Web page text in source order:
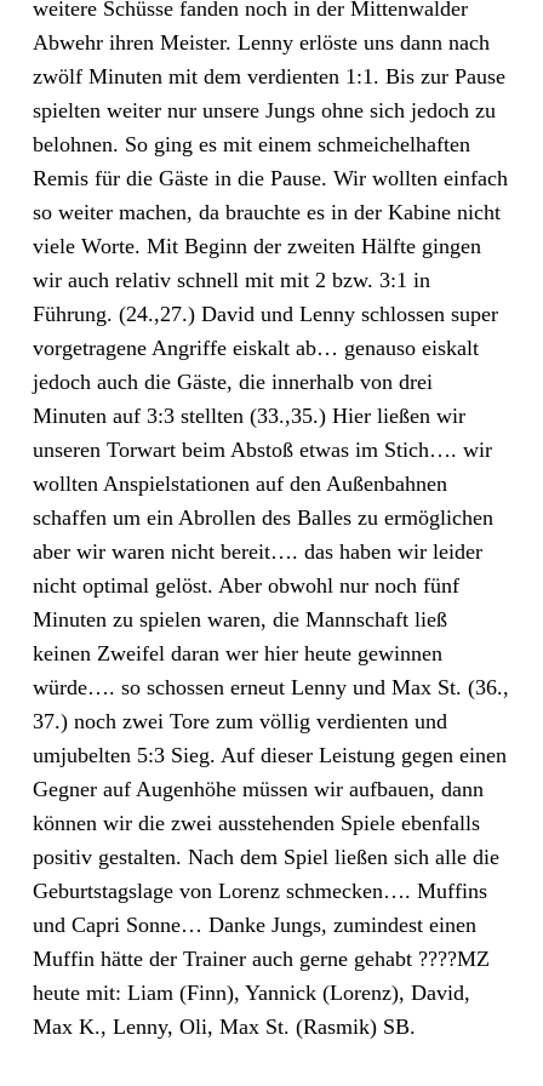
weitere Schüsse fanden noch in der Mittenwalder
Abwehr ihren Meister. Lenny erlöste uns dann nach
zwölf Minuten mit dem verdienten 1:1. Bis zur Pause
spielten weiter nur unsere Jungs ohne sich jedoch zu
belohnen. So ging es mit einem schmeichelhaften
Remis für die Gäste in die Pause. Wir wollten einfach
so weiter machen, da brauchte es in der Kabine nicht
viele Worte. Mit Beginn der zweiten Hälfte gingen
wir auch relativ schnell mit mit 2 bzw. 3:1 in
Führung. (24.,27.) David und Lenny schlossen super
vorgetragene Angriffe eiskalt ab… genauso eiskalt
jedoch auch die Gäste, die innerhalb von drei
Minuten auf 3:3 stellten (33.,35.) Hier ließen wir
unseren Torwart beim Abstoß etwas im Stich…. wir
wollten Anspielstationen auf den Außenbahnen
schaffen um ein Abrollen des Balles zu ermöglichen
aber wir waren nicht bereit…. das haben wir leider
nicht optimal gelöst. Aber obwohl nur noch fünf
Minuten zu spielen waren, die Mannschaft ließ
keinen Zweifel daran wer hier heute gewinnen
würde…. so schossen erneut Lenny und Max St. (36.,
37.) noch zwei Tore zum völlig verdienten und
umjubelten 5:3 Sieg. Auf dieser Leistung gegen einen
Gegner auf Augenhöhe müssen wir aufbauen, dann
können wir die zwei ausstehenden Spiele ebenfalls
positiv gestalten. Nach dem Spiel ließen sich alle die
Geburtstagslage von Lorenz schmecken…. Muffins
und Capri Sonne… Danke Jungs, zumindest einen
Muffin hätte der Trainer auch gerne gehabt ????MZ
heute mit: Liam (Finn), Yannick (Lorenz), David,
Max K., Lenny, Oli, Max St. (Rasmik) SB.